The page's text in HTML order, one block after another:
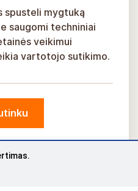
m.
spusteli mygtuką
saugomi techniniai
veikimui
vartotojo sutikimo.